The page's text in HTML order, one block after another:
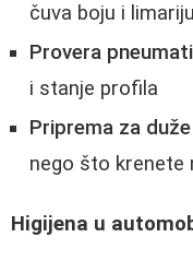
čuva boju i limariju
Provera
i stanje profila
Priprema za
nego što krenete
Higijena u